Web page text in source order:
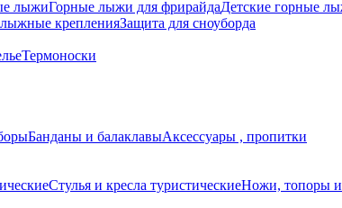
лыжиГорные лыжи для фрирайдаДетские горные
крепленияЗащита для сноуборда
Термоноски
Банданы и балаклавыАксессуары , пропитки
Стулья и кресла туристическиеНожи, топоры